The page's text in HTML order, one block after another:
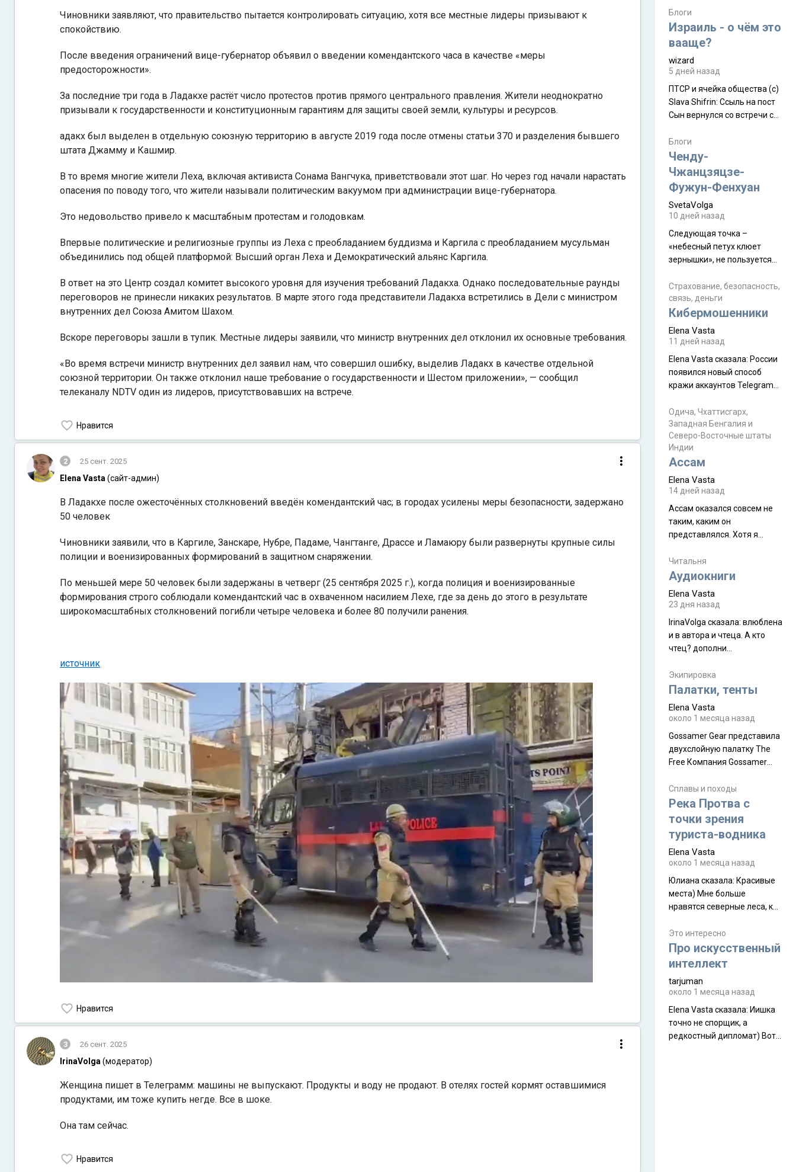
Чиновники заявляют, что правительство пытается контролировать ситуацию, хотя все местные лидеры призывают к
спокойствию.
После введения ограничений вице-губернатор объявил о введении комендантского часа в качестве «меры
предосторожности».
За последние три года в Ладакхе растёт число протестов против прямого центрального правления. Жители неоднократно
призывали к государственности и конституционным гарантиям для защиты своей земли, культуры и ресурсов.
адакх был выделен в отдельную союзную территорию в августе 2019 года после отмены статьи 370 и разделения бывшего
штата Джамму и Кашмир.
В то время многие жители Леха, включая активиста Сонама Вангчука, приветствовали этот шаг. Но через год начали нарастать
опасения по поводу того, что жители называли политическим вакуумом при администрации вице-губернатора.
Это недовольство привело к масштабным протестам и голодовкам.
Впервые политические и религиозные группы из Леха с преобладанием буддизма и Каргила с преобладанием мусульман
объединились под общей платформой: Высший орган Леха и Демократический альянс Каргила.
В ответ на это Центр создал комитет высокого уровня для изучения требований Ладакха. Однако последовательные раунды
переговоров не принесли никаких результатов. В марте этого года представители Ладакха встретились в Дели с министром
внутренних дел Союза Амитом Шахом.
Вскоре переговоры зашли в тупик. Местные лидеры заявили, что министр внутренних дел отклонил их основные требования.
«Во время встречи министр внутренних дел заявил нам, что совершил ошибку, выделив Ладакх в качестве отдельной
союзной территории. Он также отклонил наше требование о государственности и Шестом приложении», — сообщил
телеканалу NDTV один из лидеров, присутствовавших на встрече.
Нравится
2 25 сент. 2025
Elena Vasta (сайт-админ)
В Ладакхе после ожесточённых столкновений введён комендантский час; в городах усилены меры безопасности, задержано
50 человек
Чиновники заявили, что в Каргиле, Занскаре, Нубре, Падаме, Чангтанге, Драссе и Ламаюру были развернуты крупные силы
полиции и военизированных формирований в защитном снаряжении.
По меньшей мере 50 человек были задержаны в четверг (25 сентября 2025 г.), когда полиция и военизированные
формирования строго соблюдали комендантский час в охваченном насилием Лехе, где за день до этого в результате
широкомасштабных столкновений погибли четыре человека и более 80 получили ранения.
источник
Нравится
3 26 сент. 2025
IrinaVolga(модератор)
Женщина пишет в Телеграмм: машины не выпускают. Продукты и воду не продают. В отелях гостей кормят оставшимися
продуктами, им тоже купить негде. Все в шоке.
Она там сейчас.
Нравится
Блоги
Израиль - о чём это
вааще?
wizard
5 дней назад
ПТСР и ячейка общества (с)
Slava Shifrin: Ссыль на пост
Сын вернулся со встречи с
уже, как демобилизовались,
а продолжают встречаться
почти каждую неделю) и с
порога сообщил: "Эйтан
разводится!" Эйтан -
мальчик из религиозной
семьи, из тех, кого называют
"вязаные кипы". С 2022-го
Блоги
Ченду-
Чжанцзяцзе-
Фужун-Фенхуан
SvetaVolga
10 дней назад
Следующая точка –
«небесный петух клюет
зернышки», не пользуется
заслужено, и чтобы попасть
на начало тропы показали
водителю карту, иначе
Пошли туда, потому что я
отзывов. По мне – сплошная
физуха, долгий спуск, потом
подъем по этому же пути.
Пока
Страхование, безопасность,
связь, деньги
Кибермошенники
Elena Vasta
11 дней назад
Elena Vasta сказалa: России
появился новый способ
кражи аккаунтов Telegram
Прочитайте! У моих двух
знакомых вот так увели
аккаунты
Одича, Чхаттисгарх,
Западная Бенгалия и
Северо-Восточные штаты
Индии
Ассам
Elena Vasta
14 дней назад
Ассам оказался совсем не
таким, каким он
представлялся. Хотя я
краешек, но все же схватила
ауру штата, как-то он меня
природа, мягкие
такая как бы переходная
ступень между привычной
нам Индией и остальными
надеюсь увидеть.
Читальня
Аудиокниги
Elena Vasta
23 дня назад
IrinaVolga сказалa: влюблена
и в автора и чтеца. А кто
чтец? дополни
Экипировка
Палатки, тенты
Elena Vasta
около 1 месяца назад
Gossamer Gear представила
двухслойную палатку The
Free Компания Gossamer
туристическую палатку The
Free, которая стала первой
ультралегкой моделью в
ассортименте
производителя. Новинка
получила двухслойную
конструкцию с отдельным
внешним тентом и сетчатой
внутренней палаткой, а ее
комплектации составляет
около 845 г. Палатка весит
менее
Сплавы и походы
Река Протва с
точки зрения
туриста-водника
Elena Vasta
около 1 месяца назад
Юлиана сказалa: Красивые
места) Мне больше
нравятся северные леса, как
южной тайги
Это интересно
Про искусственный
интеллект
tarjuman
около 1 месяца назад
Elena Vasta сказалa: Иишка
точно не спорщик, а
редкостный дипломат) Вот,